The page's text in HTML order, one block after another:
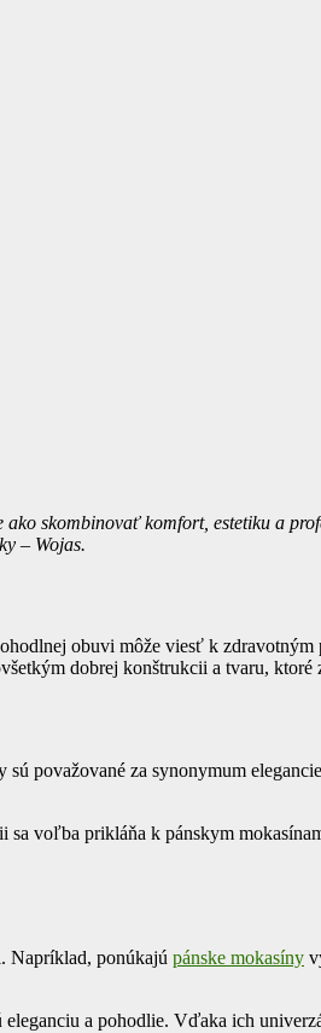
skombinovať komfort, estetiku a
– Wojas.
obuvi môže viesť k
dobrej konštrukcii a tvaru, ktoré
považované za synonymum
voľba prikláňa k pánskym
Napríklad, ponúkajú pánske mokasíny
a pohodlie. Vďaka ich